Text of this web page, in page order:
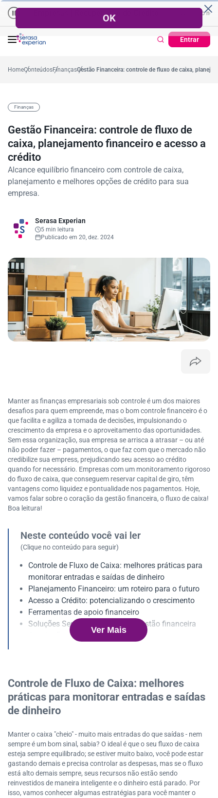
Empresas | Recuperação de Crédito Percentual médio no ano
Entrar
no ano Cartão de Crédito |
HomeConteúdosFinançasGestão Financeira: controle de fluxo de caixa,
Finanças
Gestão Financeira: controle de fluxo de
caixa, planejamento financeiro e acesso a
crédito
Alcance equilíbrio financeiro com controle de caixa,
planejamento e melhores opções de crédito para sua
empresa.
Serasa Experian
5 min leitura
Publicado em 20, dez. 2024
Manter as finanças empresariais sob controle é um dos maiores
desafios para quem empreende, mas o bom controle financeiro é o
que facilita e agiliza a tomada de decisões, impulsionando o
crescimento da empresa e o aproveitamento das oportunidades.
Sem essa organização, sua empresa se arrisca a atrasar – ou até
não poder fazer – pagamentos, o que faz com que o mercado não
credibilize sua empress, prejudicando seu acesso ao crédito
quando for necessário. Empresas com um monitoramento rigoroso
do fluxo de caixa, que conseguem reservar capital de giro, têm
vantagens como liquidez e pontualidade nos pagamentos. Hoje,
vamos falar sobre o coração da gestão financeira, o fluxo de caixa!
Boa leitura!
Neste conteúdo você vai ler
(Clique no conteúdo para seguir)
Controle de Fluxo de Caixa: melhores práticas para
monitorar entradas e saídas de dinheiro
Planejamento Financeiro: um roteiro para o futuro
Acesso a Crédito: potencializando o crescimento
Ferramentas de apoio financeiro
Soluções Serasa Experian para gestão financeira
Ver Mais
Controle de Fluxo de Caixa: melhores
práticas para monitorar entradas e saídas
de dinheiro
Manter o caixa "cheio" - muito mais entradas do que saídas - nem
sempre é um bom sinal, sabia? O ideal é que o seu fluxo de caixa
esteja sempre equilibrado; se estiver muito baixo, você pode estar
gastando demais e precisa controlar as despesas, mas se o fluxo
está alto demais sempre, seus recursos não estão sendo
reinvestidos de maneira inteligente e o dinheiro está parado. Por
isso, vamos conhecer algumas estratégias para você manter o